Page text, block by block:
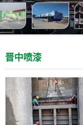
晋中喷漆